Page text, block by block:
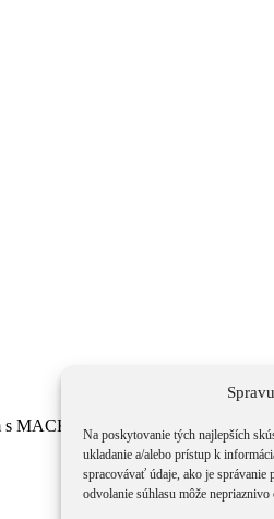
Na poskytovanie tých najlepších
ukladanie a/alebo prístup k
spracovávať údaje, ako je správanie
odvolanie súhlasu môže
s MACKOM